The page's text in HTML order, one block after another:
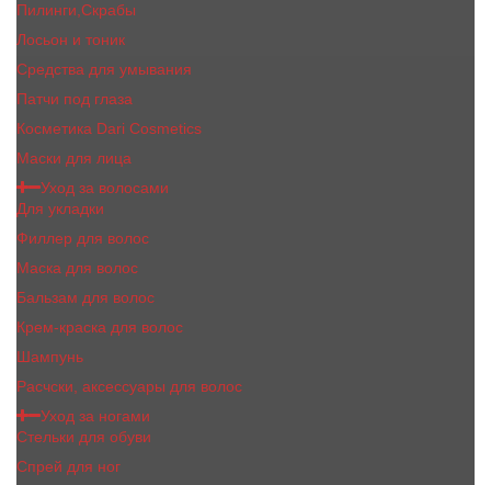
Пилинги,Скрабы
Лосьон и тоник
Средства для умывания
Патчи под глаза
Косметика Dari Cosmetics
Маски для лица
Уход за волосами
Для укладки
Филлер для волос
Маска для волос
Бальзам для волос
Крем-краска для волос
Шампунь
Расчски, аксессуары для волос
Уход за ногами
Стельки для обуви
Спрей для ног